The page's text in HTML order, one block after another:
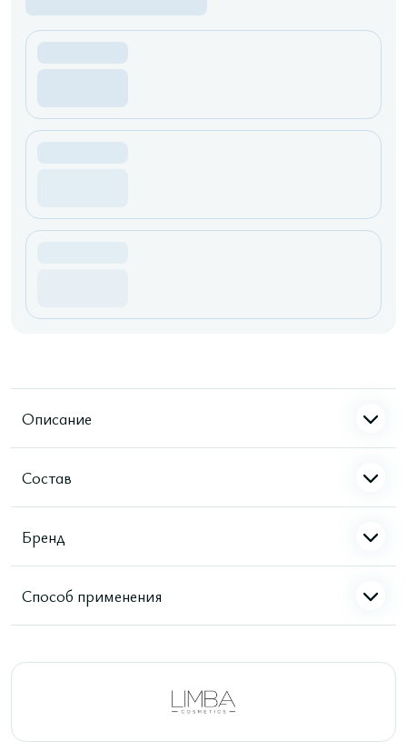
Описание
Состав
Бренд
Способ применения